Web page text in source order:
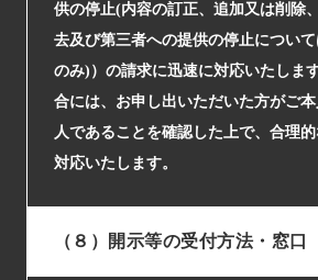
供の停止(内容の訂正、追加又は削除
去及び第三者への提供の停止につい
のみ)）の請求に迅速に対応いたしま
合には、お申し出いただいた方がご
人であることを確認した上で、合理
対応いたします。
（８）開示等の受付方法・窓口